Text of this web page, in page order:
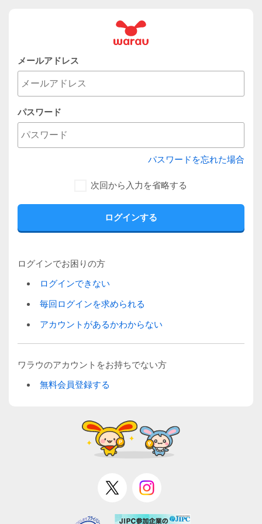
メールアドレス
パスワード
パスワードを忘れた場合
次回から入力を省略する
ログインでお困りの方
ログインできない
毎回ログインを求められる
アカウントがあるかわからない
ワラウのアカウントをお持ちでない方
無料会員登録する